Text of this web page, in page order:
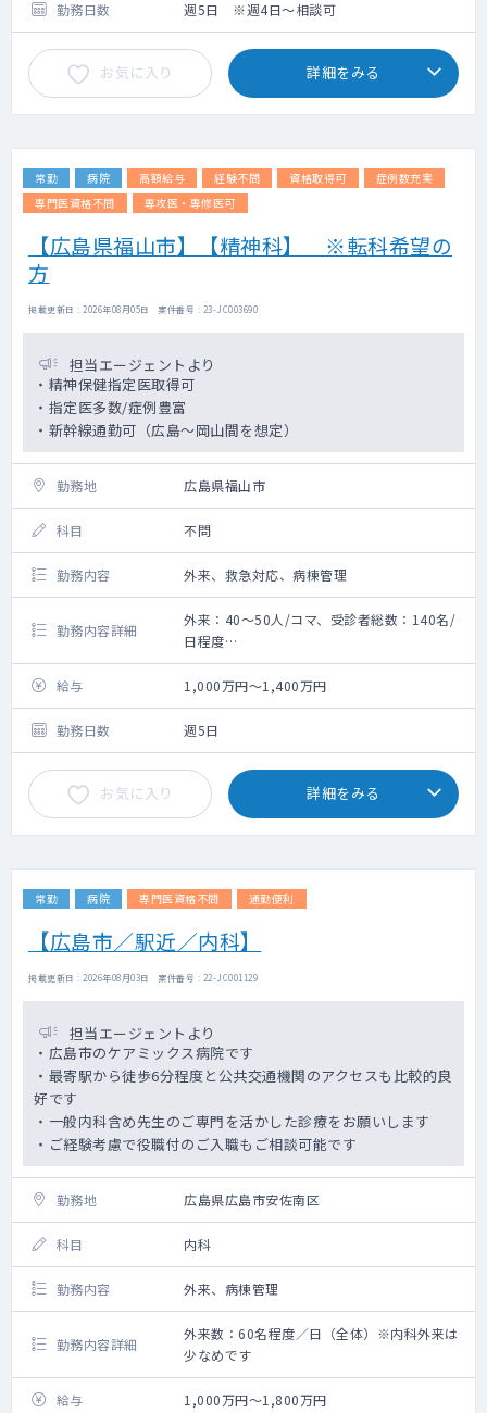
勤務日数 週5日 ※週4日～相談可
お気に入り 詳細をみる
常勤 病院 高額給与 経験不問 資格取得可
症例数充実
専門医資格不問
専攻医・専修医可
【広島県福山市】【精神科】 ※転科希望の
方
掲載更新日 : 2026年08月05日 案件番号 : 23-JC003690
担当エージェントより
・精神保健指定医取得可
・指定医多数/症例豊富
・新幹線通勤可（広島～岡山間を想定）
勤務地 広島県福山市
科目 不問
勤務内容 外来、救急対応、病棟管理
勤務内容詳細
外来：40～50人/コマ、受診者総数：140名/
日程度
受診者数：1～3名程度（新患・日）
給与
1,000万円～1,400万円
勤務日数 週5日
お気に入り 詳細をみる
常勤 病院 専門医資格不問 通勤便利
【広島市／駅近／内科】
掲載更新日 : 2026年08月03日 案件番号 : 22-JC001129
担当エージェントより
・広島市のケアミックス病院です
・最寄駅から徒歩6分程度と公共交通機関のアクセスも比較的良
好です
・一般内科含め先生のご専門を活かした診療をお願いします
・ご経験考慮で役職付のご入職もご相談可能です
勤務地 広島県広島市安佐南区
科目 内科
勤務内容 外来、病棟管理
勤務内容詳細
外来数：60名程度／日（全体）※内科外来は
少なめです
給与 1,000万円～1,800万円